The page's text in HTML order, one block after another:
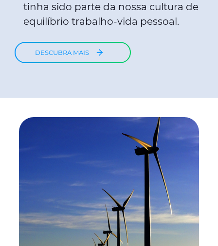
tinha sido parte da nossa cultura de
equilíbrio trabalho-vida pessoal.
DESCUBRA MAIS